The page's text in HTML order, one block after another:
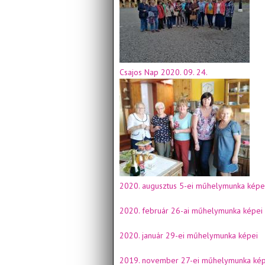
Csajos Nap 2020. 09. 24.
2020. augusztus 5-ei műhelymunka
2020. február 26-ai műhelymunka képei
2020. január 29-ei műhelymunka képei
2019. november 27-ei műhelymunka